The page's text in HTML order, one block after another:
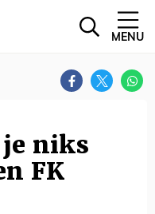
MENU
niks
FK